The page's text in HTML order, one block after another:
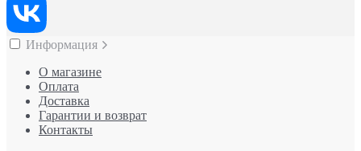
Информация
О магазине
Оплата
Доставка
Гарантии и возврат
Контакты